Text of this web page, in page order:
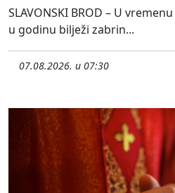
SLAVONSKI BROD – U
u godinu bilježi zabrin...
07.08.2026. u 07:30